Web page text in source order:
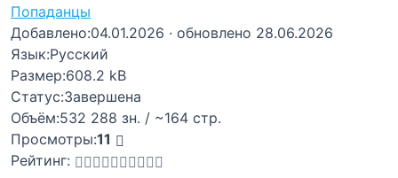
Попаданцы
Добавлено:04.01.2026 · обновлено 28.06.2026
Язык:Русский
Размер:608.2 kB
Статус:Завершена
Объём:532 288 зн. / ~164 стр.
Просмотры:11
Рейтинг: